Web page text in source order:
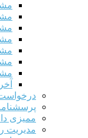
ممیزی
مدیریت